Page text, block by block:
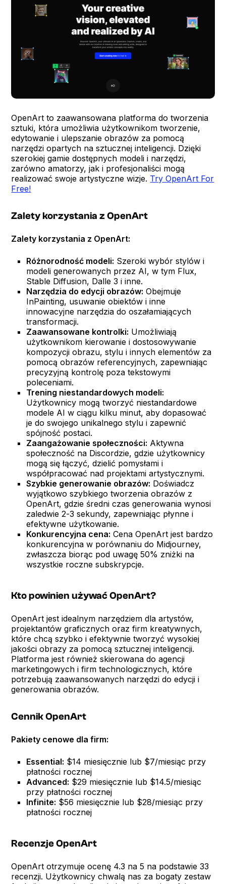
OpenArt to zaawansowana platforma do tworzenia
sztuki, która umożliwia użytkownikom tworzenie,
edytowanie i ulepszanie obrazów za pomocą
narzędzi opartych na sztucznej inteligencji. Dzięki
szerokiej gamie dostępnych modeli i narzędzi,
zarówno amatorzy, jak i profesjonaliści mogą
realizować swoje artystyczne wizje. Try OpenArt For
Free!
Zalety korzystania z OpenArt
Zalety korzystania z OpenArt:
Różnorodność modeli: Szeroki wybór stylów i
modeli generowanych przez AI, w tym Flux,
Stable Diffusion, Dalle 3 i inne.
Narzędzia do edycji obrazów: Obejmuje
InPainting, usuwanie obiektów i inne
innowacyjne narzędzia do oszałamiających
transformacji.
Zaawansowane kontrolki: Umożliwiają
użytkownikom kierowanie i dostosowywanie
kompozycji obrazu, stylu i innych elementów za
pomocą obrazów referencyjnych, zapewniając
precyzyjną kontrolę poza tekstowymi
poleceniami.
Trening niestandardowych modeli:
Użytkownicy mogą tworzyć niestandardowe
modele AI w ciągu kilku minut, aby dopasować
je do swojego unikalnego stylu i zapewnić
spójność postaci.
Zaangażowanie społeczności: Aktywna
społeczność na Discordzie, gdzie użytkownicy
mogą się łączyć, dzielić pomysłami i
współpracować nad projektami artystycznymi.
Szybkie generowanie obrazów: Doświadcz
wyjątkowo szybkiego tworzenia obrazów z
OpenArt, gdzie średni czas generowania wynosi
zaledwie 2-3 sekundy, zapewniając płynne i
efektywne użytkowanie.
Konkurencyjna cena: Cena OpenArt jest bardzo
konkurencyjna w porównaniu do Midjourney,
zwłaszcza biorąc pod uwagę 50% zniżki na
wszystkie roczne subskrypcje.
Kto powinien używać OpenArt?
OpenArt jest idealnym narzędziem dla artystów,
projektantów graficznych oraz firm kreatywnych,
które chcą szybko i efektywnie tworzyć wysokiej
jakości obrazy za pomocą sztucznej inteligencji.
Platforma jest również skierowana do agencji
marketingowych i firm technologicznych, które
potrzebują zaawansowanych narzędzi do edycji i
generowania obrazów.
Cennik OpenArt
Pakiety cenowe dla firm:
Essential: $14 miesięcznie lub $7/miesiąc przy
płatności rocznej
Advanced: $29 miesięcznie lub $14.5/miesiąc
przy płatności rocznej
Infinite: $56 miesięcznie lub $28/miesiąc przy
płatności rocznej
Recenzje OpenArt
OpenArt otrzymuje ocenę 4.3 na 5 na podstawie 33
recenzji. Użytkownicy chwalą nas za bogaty zestaw